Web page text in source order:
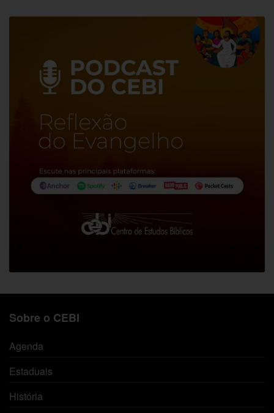
Sobre o CEBI
Agenda
Estaduais
História